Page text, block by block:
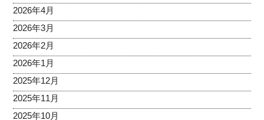
2026年4月
2026年3月
2026年2月
2026年1月
2025年12月
2025年11月
2025年10月